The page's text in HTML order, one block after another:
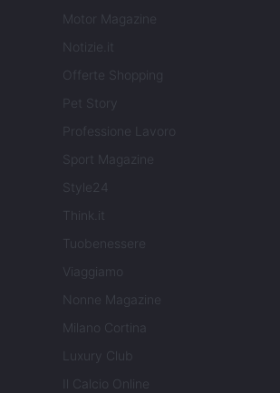
Motor Magazine
Notizie.it
Offerte Shopping
Pet Story
Professione Lavoro
Sport Magazine
Style24
Think.it
Tuobenessere
Viaggiamo
Nonne Magazine
Milano Cortina
Luxury Club
Il Calcio Online